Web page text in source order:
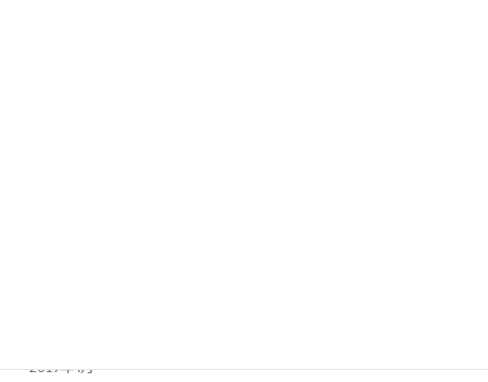
2019年4月